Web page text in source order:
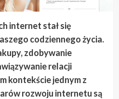
internet stał się
codziennego życia.
zdobywanie
relacji
kontekście jednym z
rozwoju internetu są